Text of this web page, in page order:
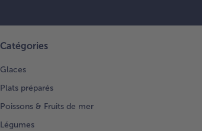
Catégories
Glaces
Plats préparés
Poissons & Fruits de mer
Légumes